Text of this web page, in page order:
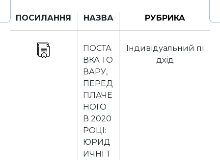
ПОСИЛАННЯ НАЗВА РУБРИКА
ПОСТА
ВКА ТО
ВАРУ,
ПЕРЕД
ПЛАЧЕ
НОГО
В 2020
РОЦІ:
ЮРИД
ИЧНІ Т
Індивідуальний пі
дхід